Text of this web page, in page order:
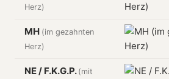
Herz)
MH (im gezahnten
Herz)
NE / F.K.G.P. (mit